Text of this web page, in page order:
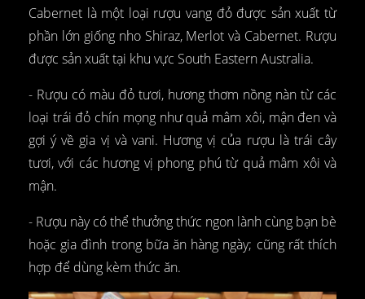
Cabernet là một loại rượu vang đỏ được sản xuất từ
phần lớn giống nho Shiraz, Merlot và Cabernet. Rượu
được sản xuất tại khu vực South Eastern Australia.
- Rượu có màu đỏ tươi, hương thơm nồng nàn từ các
loại trái đỏ chín mọng như quả mâm xôi, mận đen và
gợi ý về gia vị và vani. Hương vị của rượu là trái cây
tươi, với các hương vị phong phú từ quả mâm xôi và
mận.
- Rượu này có thể thưởng thức ngon lành cùng bạn bè
hoặc gia đình trong bữa ăn hàng ngày; cũng rất thích
hợp để dùng kèm thức ăn.